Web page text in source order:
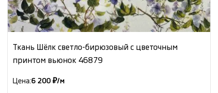
Ткань Шёлк светло-бирюзовый с цветочным
принтом вьюнок 46879
Цена:6 200 ₽/м